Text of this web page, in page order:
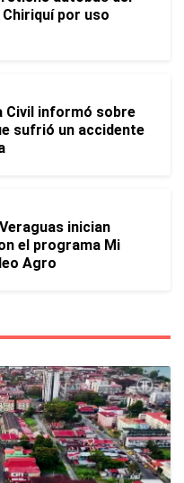
Chiriquí por uso
Civil informó sobre
sufrió un accidente
inician
el programa Mi
Agro